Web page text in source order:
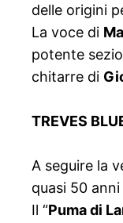
delle origini
La voce di
potente
chitarre di
TREVES
A seguire la
quasi 50
Il “Puma di